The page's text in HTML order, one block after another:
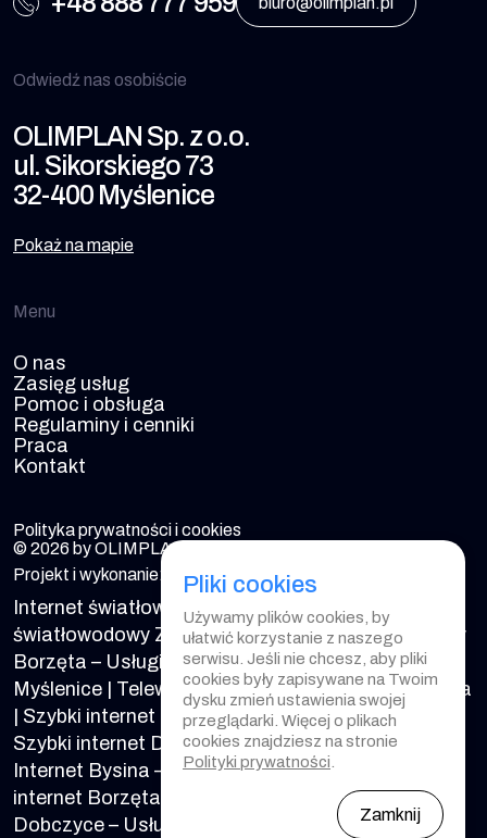
Odwiedź nas osobiście
OLIMPLAN Sp. z o.o.
ul. Sikorskiego 73
32-400 Myślenice
Pokaż na mapie
Menu
O nas
Zasięg usług
Pomoc i obsługa
Regulaminy i cenniki
Praca
Kontakt
Polityka prywatności i cookies
© 2026 by OLIMPLAN. All rights reserved.
Projekt i wykonanie:
Internet światłowodowy Brzączowice
Internet
światłowodowy Zakliczyn|Internet światłowodowy
Borzęta – Usługi światłowodowe |Telewizja
Myślenice
Telewizja Dobczyce|Telewizja Borzęta
Szybki internet Myślenice – Dostawca internetu
Szybki internet Dobczyce – Dostawca internetu
Internet Bysina – Dostawca internetu
internet Borzęta
Internet światłowodowy
Dobczyce – Usługi światłowodowe
Pliki cookies
Używamy plików cookies, by
ułatwić korzystanie z naszego
serwisu. Jeśli nie chcesz, aby pliki
cookies były zapisywane na Twoim
dysku zmień ustawienia swojej
przeglądarki. Więcej o plikach
cookies znajdziesz na stronie
Polityki prywatności
Zamknij